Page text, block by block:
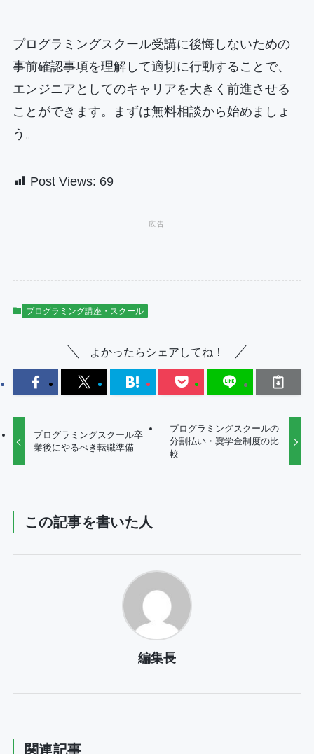
プログラミングスクール受講に後悔しないための
事前確認事項を理解して適切に行動することで、
エンジニアとしてのキャリアを大きく前進させる
ことができます。まずは無料相談から始めましょ
う。
Post Views: 69
プログラミング講座・スクール
よかったらシェアしてね！
プログラミングスクール卒
業後にやるべき転職準備
プログラミングスクールの
分割払い・奨学金制度の比
較
この記事を書いた人
編集長
関連記事